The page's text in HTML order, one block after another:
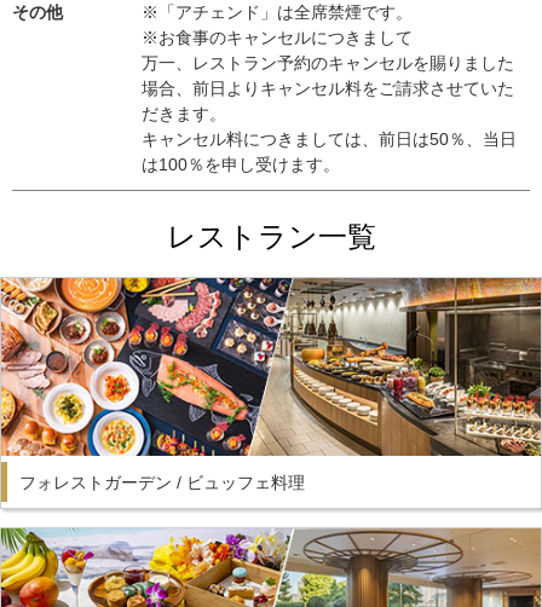
その他
※「アチェンド」は全席禁煙です。
※お食事のキャンセルにつきまして
万一、レストラン予約のキャンセルを賜りました
場合、前日よりキャンセル料をご請求させていた
だきます。
キャンセル料につきましては、前日は50％、当日
は100％を申し受けます。
レストラン一覧
フォレストガーデン / ビュッフェ料理